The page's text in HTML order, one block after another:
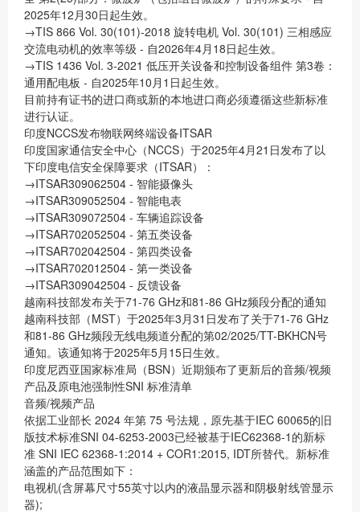
2025年12月30日起生效。
→TIS 866 Vol. 30(101)-2018 旋转电机 Vol. 30(101) 三相感应
交流电动机的效率等级 - 自2026年4月18日起生效。
→TIS 1436 Vol. 3-2021 低压开关设备和控制设备组件 第3卷：
通用配电板 - 自2025年10月1日起生效。
目前持有证书的进口商或新的本地进口商必须遵循这些新标准
进行认证。
印度NCCS发布物联网终端设备ITSAR
印度国家通信安全中心（NCCS）于2025年4月21日发布了以
下印度电信安全保障要求（ITSAR）：
→ITSAR309062504 - 智能摄像头
→ITSAR309052504 - 智能电表
→ITSAR309072504 - 车辆追踪设备
→ITSAR702052504 - 第五类设备
→ITSAR702042504 - 第四类设备
→ITSAR702012504 - 第一类设备
→ITSAR309042504 - 反馈设备
越南科技部发布关于71-76 GHz和81-86 GHz频段分配的通知
越南科技部（MST）于2025年3月31日发布了关于71-76 GHz
和81-86 GHz频段无线电频道分配的第02/2025/TT-BKHCN号
通知。该通知将于2025年5月15日生效。
印度尼西亚国家标准局（BSN）近期颁布了更新后的音频/视频
产品及原电池强制性SNI 标准清单
音频/视频产品
依据工业部长 2024 年第 75 号法规，原先基于IEC 60065的旧
版技术标准SNI 04-6253-2003已经被基于IEC62368-1的新标
准 SNI IEC 62368-1:2014 + COR1:2015, IDT所替代。新标准
涵盖的产品范围如下：
电视机(含屏幕尺寸55英寸以内的液晶显示器和阴极射线管显示
器);